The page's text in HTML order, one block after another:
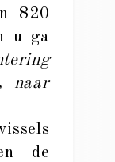
820
u ga
naar
de